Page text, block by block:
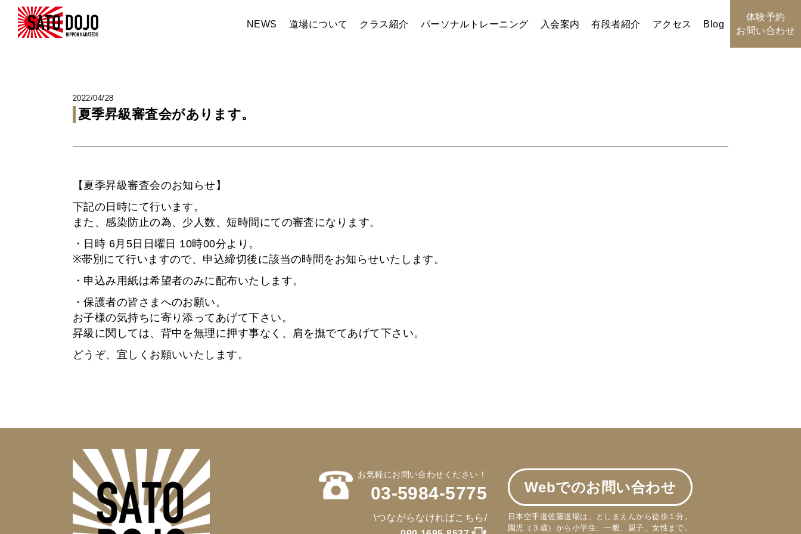
NEWS 道場について クラス紹介 パーソナルトレーニング 入会案内 有段者紹介 アクセス Blog
体験予約
お問い合わせ
2022/04/28
夏季昇級審査会があります。
【夏季昇級審査会のお知らせ】
下記の日時にて行います。
また、感染防止の為、少人数、短時間にての審査になります。
・日時 6月5日日曜日 10時00分より。
※帯別にて行いますので、申込締切後に該当の時間をお知らせいたします。
・申込み用紙は希望者のみに配布いたします。
・保護者の皆さまへのお願い。
お子様の気持ちに寄り添ってあげて下さい。
昇級に関しては、背中を無理に押す事なく、肩を撫でてあげて下さい。
どうぞ、宜しくお願いいたします。
お気軽にお問い合わせください！
03-5984-5775
\つながらなければこちら/
Webでのお問い合わせ
日本空手道佐藤道場は、としまえんから徒歩１分。
園児（３歳）から小学生、一般、親子、女性まで。